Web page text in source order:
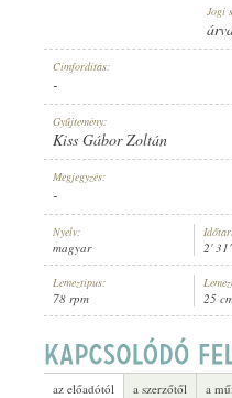
PÁZMÁN FERENC ,
A.B.C. GRAND RECORD
LEMEZSZÁM:
Jogi
Címfordítás:
-
Gyűjtemény:
Kiss Gábor Zoltán
Megjegyzés:
-
Nyelv:
magyar 2'
Lemeztípus:
78 rpm 25
az előadótól a szerzőtől a